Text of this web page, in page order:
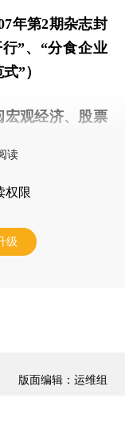
年第2期杂志封
”、“分食企业
”）
宏观经济、股票
读
权限
级
版面编辑：运维组